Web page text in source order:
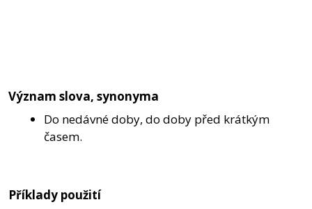
Význam slova, synonyma
Do nedávné doby, do doby před krátkým
časem.
Příklady použití